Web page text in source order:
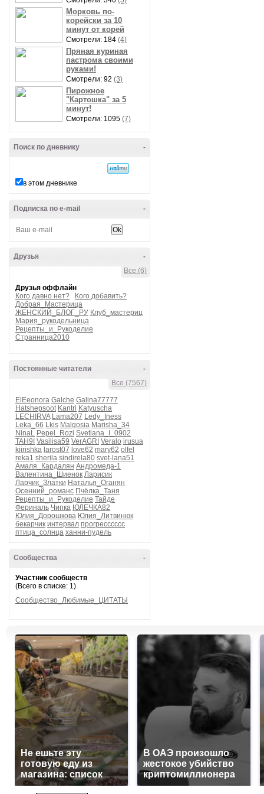
Морковь по-
корейски за 10
минут от корей
Смотрели: 184 (4)
Пряная куриная
пастрома своими
руками!
Смотрели: 92 (3)
Пирожное
"Картошка" за 5
минут!
Смотрели: 1095 (7)
-
Поиск по дневнику
в этом дневнике
-
Подписка по e-mail
-
Друзья
Все (6)
Друзья оффлайн
Кого давно нет?
Кого добавить?
Добрая_Мастерица
ЖЕНСКИЙ_БЛОГ_РУ Клуб_мастериц
Мария_рукодельница
Рецепты_и_Рукоделие
Странница2010
-
Постоянные читатели
Все (7567)
ElEeonora Galche Galina77777
Hatshepsoot Kantri Katyuscha
LECHIRVA Lama207 Ledy_Iness
Leka_66 Lkis Malgosia Marisha_34
NinaL Pepel_Rozi Svetlana_I_0902
TAH9I Vasilisa59 VerAGRI Veralo irusua
kiirishka larost07 love62 mary62 olfel
reka1 sherila sindirela80 svet-lana51
Амаля_Кардалян Андромеда-1
Валентина_Шиенок Ларисик
Ларчик_Златки Наталья_Оганян
Осенний_романс Пчёлка_Таня
Рецепты_и_Рукоделие Тайде
Фериналь Чипка ЮЛЕЧКА82
Юлия_Дорошкова Юлия_Литвинюк
бекарчик интервал прогресссссс
птица_солнца ханни-пудель
-
Сообщества
Участник сообществ
(Всего в списке: 1)
Сообщество_Любимые_ЦИТАТЫ
Не ешьте эту
готовую еду из
магазина: список
В ОАЭ произошло
жестокое убийство
криптомиллионера